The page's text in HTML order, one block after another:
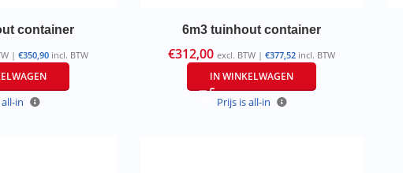
container
|€350,90 incl. BTW
in
6m3 tuinhout container
€312,00 excl. BTW |€377,52 incl. BTW
IN WINKELWAGEN
Prijs is all-in